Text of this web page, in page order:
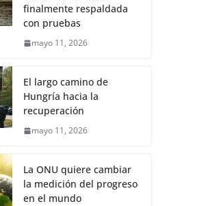
finalmente respaldada
con pruebas
mayo 11, 2026
El largo camino de
Hungría hacia la
recuperación
mayo 11, 2026
La ONU quiere cambiar
la medición del progreso
en el mundo